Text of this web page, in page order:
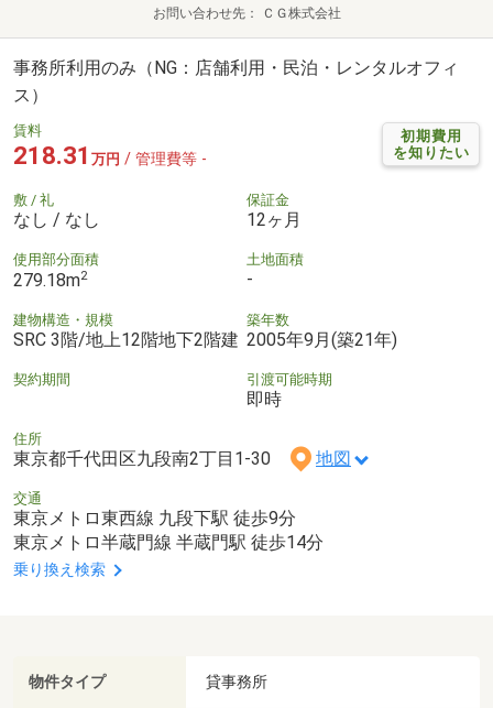
お問い合わせ先 ＣＧ株式会社
事務所利用のみ（NG：店舗利用・民泊・レンタルオフィ
ス）
初期費用
を知りたい
賃料
218.31 万円 / 管理費等 -
敷 / 礼
なし / なし
保証金
12ヶ月
使用部分面積
279.18m2
土地面積
-
建物構造・規模
SRC 3階/地上12階地下2階建
築年数
2005年9月(築21年)
契約期間 引渡可能時期
即時
住所
東京都千代田区九段南2丁目1-30 地図
交通
東京メトロ東西線 九段下駅 徒歩9分
東京メトロ半蔵門線 半蔵門駅 徒歩14分
乗り換え検索
物件タイプ 貸事務所